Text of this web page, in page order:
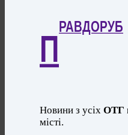
П
РАВДОРУБ
Новини з усіхОТГ
місті.